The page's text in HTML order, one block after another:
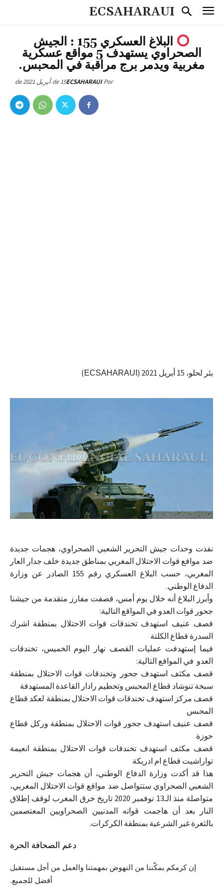
ECSAHARAUI
البلاغ العسكري 155 : الجيش
الصحراوي يستهدف 5 مواقع عسكرية
مغربية ويدمر برج مراقبة في المحبس.
Por
ECSAHARAUI15 de أبريل de 2021
بئر لحلو، 15 أبريل 2021 ( ECSAHARAUI
)
نفذت وحدات جيش التحرير الشعبي الصحراوي، هجمات جديدة
ضد مواقع قوات الاحتلال المغربي بمناطق جديدة خلف جدار العار
المغربي، حسب البلاغ العسكري رقم 155 الصادر عن وزارة
الدفاع الوطني.
وأبرز البلاغ أنه خلال يوم أمس، قصفت مفارز متقدمة من جيشنا
جحور قوات العدو في المواقع التالية:
قصف عنيف استهدف تخندقات قوات الاحتلال بمنطقة اشرك
السدرة قطاع الكلتة
فيما إستهدفت عمليات القصف نهار اليوم الخميس، تخندقات
العدو في المواقع التالية:
قصف مكثف استهدف جحور وتخندقات قوات الاحتلال بمنطقة
سبخة تنوشاد قطاع المحبس وتحطيم رادار القاعدة المستهدفة
قصف مركز استهدف تخندقات قوات الاحتلال بمنطقة لعكد قطاع
المحبس
قصف عنيف استهدف جحور قوات الاحتلال بمنطقة وركل قطاع
حوزة
قصف مكثف استهدف تخندقات قوات الاحتلال بمنطقة انعيمة
تواراشيت قطاع ام ادريكة
هذا قد أكدت وزارة الدفاع الوطني، أن هجمات جيش التحرير
الشعبي الصحراوي ستتواصل ضد مواقع قوات الاحتلال المغربي،
متواصلة منذ الـ13 نوفمبر 2020 تاريخ خرق المغرب لوقف إطلاق
النار بعد أن هاجمت قواته المدنيين الصحراويين المعتصمين
بالثغرة غير الشرعية بمنطقة الكركرات.
دعم الصحافة الحرة
إن كرمكم يمكّننا من النهوض بمهمتنا والعمل من أجل مستقبل
أفضل للجميع.